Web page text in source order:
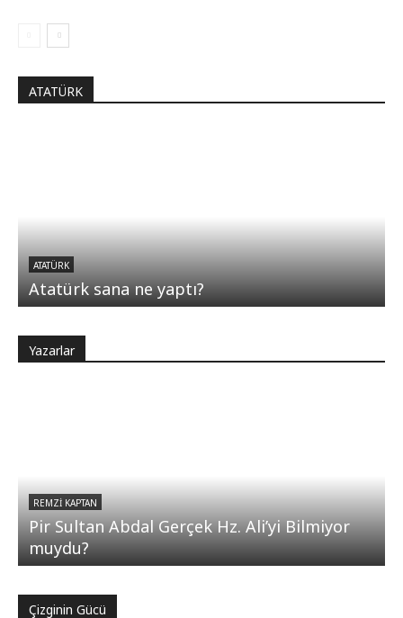
ATATÜRK
ATATÜRK
Atatürk sana ne yaptı?
Yazarlar
REMZI KAPTAN
Pir Sultan Abdal Gerçek Hz. Ali’yi Bilmiyor
muydu?
Çizginin Gücü